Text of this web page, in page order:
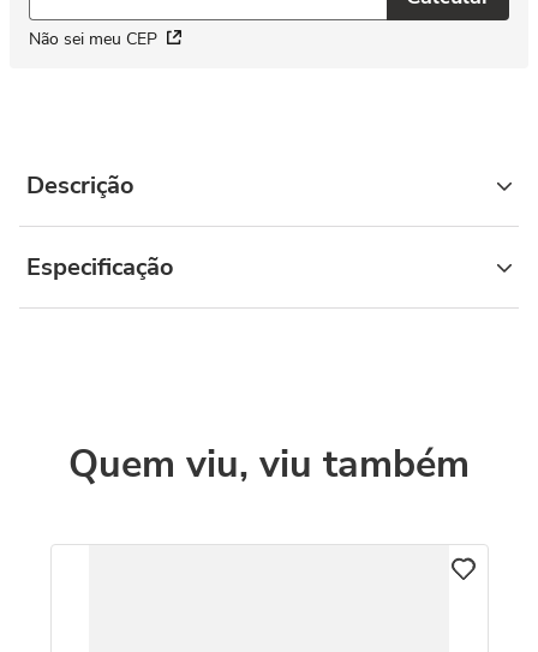
Não sei meu CEP
Descrição
Especificação
Quem viu, viu também